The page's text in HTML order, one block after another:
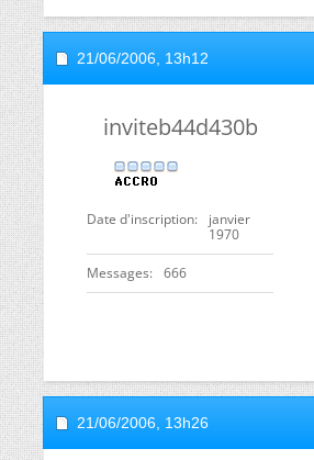
21/06/2006, 13h12
inviteb44d430b
Date d'inscription
janvier
1970
Messages 666
21/06/2006, 13h26